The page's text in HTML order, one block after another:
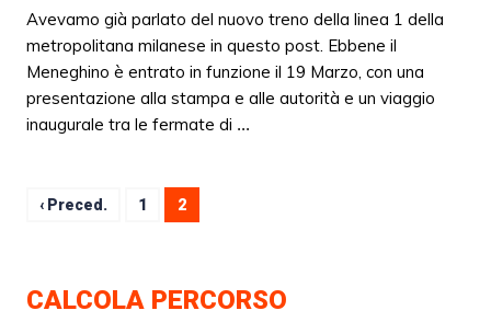
Avevamo già parlato del nuovo treno della linea 1 della
metropolitana milanese in questo post. Ebbene il
Meneghino è entrato in funzione il 19 Marzo, con una
presentazione alla stampa e alle autorità e un viaggio
inaugurale tra le fermate di ...
‹ Preced. 1 2
CALCOLA PERCORSO